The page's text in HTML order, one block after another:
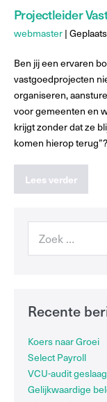
Projectleider
webmaster |
Ben jij een ervaren
vastgoedprojecten
organiseren,
voor gemeenten en
krijgt zonder dat ze
komen hierop
Lees verder
Recente
Koers naar Groei
Select Payroll
VCU-audit
Gelijkwaardige